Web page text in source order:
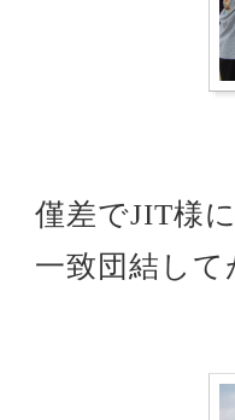
僅差でJIT様
一致団結し